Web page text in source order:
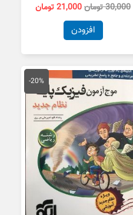
30,000تومان21,000تومان
افزودن
-20%
قیمت
اصلی
103,000 تومان
بود.
قیمت
فعلی